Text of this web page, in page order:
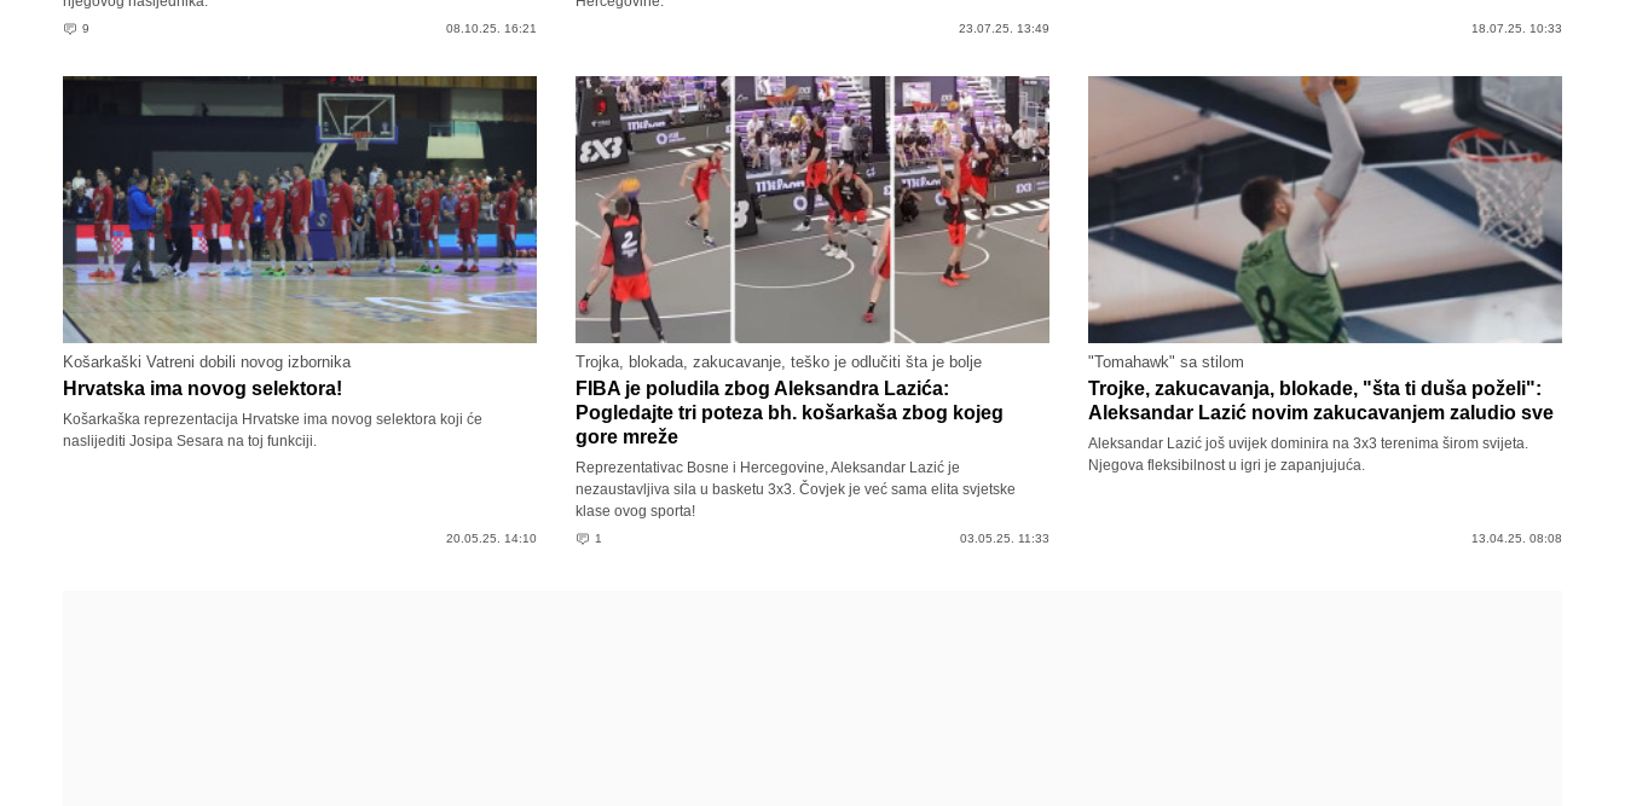
9 08.10.25. 16:21 23.07.25. 13:49 18.07.25. 10:33
Košarkaški Vatreni dobili novog izbornika
Hrvatska ima novog selektora!
Košarkaška reprezentacija Hrvatske ima novog selektora koji će
naslijediti Josipa Sesara na toj funkciji.
20.05.25. 14:10
Trojka, blokada, zakucavanje, teško je odlučiti šta je bolje
FIBA je poludila zbog Aleksandra Lazića:
Pogledajte tri poteza bh. košarkaša zbog kojeg
gore mreže
Reprezentativac Bosne i Hercegovine, Aleksandar Lazić je
nezaustavljiva sila u basketu 3x3. Čovjek je već sama elita svjetske
klase ovog sporta!
1 03.05.25. 11:33
"Tomahawk" sa stilom
Trojke, zakucavanja, blokade, "šta ti duša poželi":
Aleksandar Lazić novim zakucavanjem zaludio sve
Aleksandar Lazić još uvijek dominira na 3x3 terenima širom svijeta.
Njegova fleksibilnost u igri je zapanjujuća.
13.04.25. 08:08